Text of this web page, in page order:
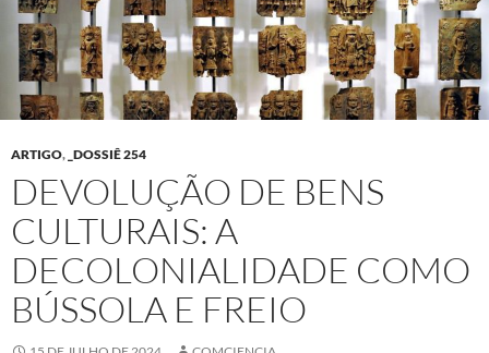
ARTIGO, _DOSSIÊ 254
DEVOLUÇÃO DE BENS
CULTURAIS: A
DECOLONIALIDADE COMO
BÚSSOLA E FREIO